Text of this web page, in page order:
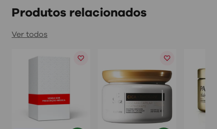
Produtos relacionados
Ver todos